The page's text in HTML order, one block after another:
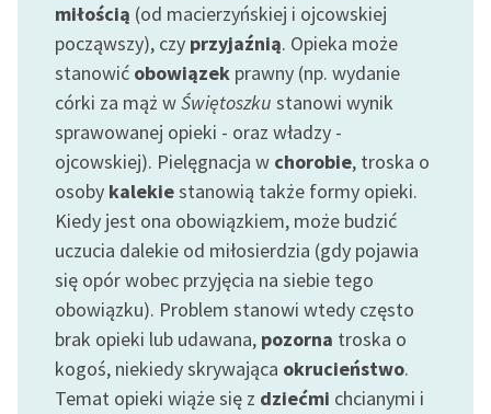
uczniów z
niepełnosprawnościami
Feministyczne inspiracje.
Popularyzacja
skandynawskiej literatury
feministycznej
Ręce pełne poezji
Kolekcje edukacyjne
twórców przechodzących
do domeny publicznej,
lektur szkolnych oraz
Starego Testamentu
Odkurzamy bohaterów
miłością (od macierzyńskiej i ojcowskiej
począwszy), czy przyjaźnią. Opieka może
stanowić obowiązek prawny (np. wydanie
córki za mąż wŚwiętoszku stanowi wynik
sprawowanej opieki - oraz władzy -
ojcowskiej). Pielęgnacja w chorobie, troska o
osoby kalekiestanowią także formy opieki.
Kiedy jest ona obowiązkiem, może budzić
uczucia dalekie od miłosierdzia (gdy pojawia
się opór wobec przyjęcia na siebie tego
obowiązku). Problem stanowi wtedy często
brak opieki lub udawana, pozorna troska o
kogoś, niekiedy skrywająca okrucieństwo.
Temat opieki wiąże się z dziećmi chcianymi i